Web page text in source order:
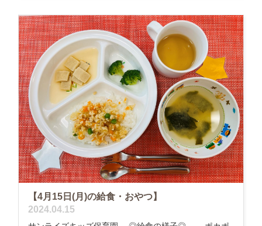
【4月15日(月)の給食・おやつ】
2024.04.15